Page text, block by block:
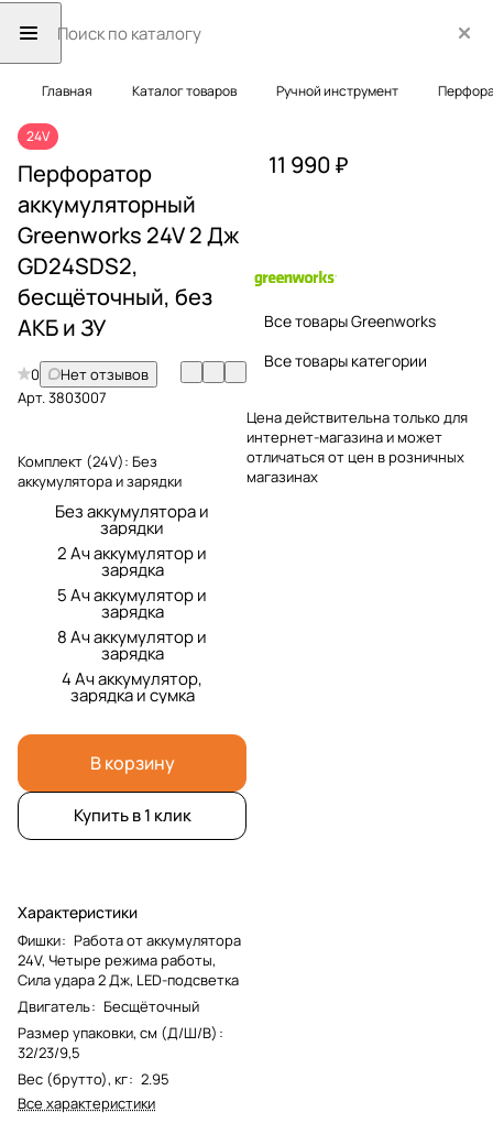
Главная Каталог товаров Ручной инструмент
24V
Перфоратор
аккумуляторный
Greenworks 24V 2 Дж
GD24SDS2,
бесщёточный, без
АКБ и ЗУ
0
Нет отзывов
Арт.3803007
Комплект (24V): Без
аккумулятора и зарядки
Без аккумулятора и
зарядки
2 Ач аккумулятор и
зарядка
5 Ач аккумулятор и
зарядка
8 Ач аккумулятор и
зарядка
4 Ач аккумулятор,
зарядка и сумка
В корзину
Купить в 1 клик
Характеристики
Фишки: Работа от аккумулятора
24V, Четыре режима работы,
Сила удара 2 Дж, LED-подсветка
Двигатель: Бесщёточный
Размер упаковки, см (Д/Ш/В) :
32/23/9,5
Вес (брутто), кг: 2.95
Все характеристики
11 990 ₽
Все товары Greenworks
Все товары категории
Цена действительна только для
интернет-магазина и может
отличаться от цен в розничных
магазинах